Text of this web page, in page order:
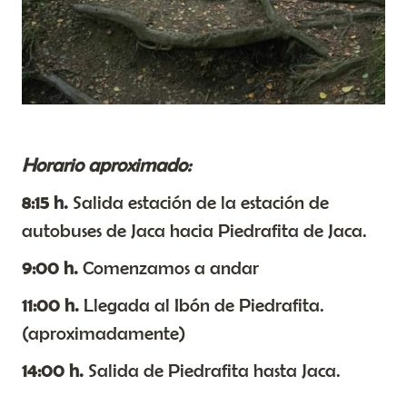
Horario aproximado:
8:15 h. Salida estación de la estación de
autobuses de Jaca hacia Piedrafita de Jaca.
9:00 h. Comenzamos a andar
11:00 h. Llegada al Ibón de Piedrafita.
(aproximadamente)
14:00 h. Salida de Piedrafita hasta Jaca.